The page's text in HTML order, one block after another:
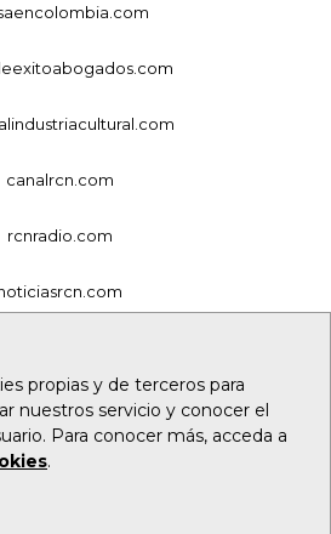
propias y de terceros para
nuestros servicio y conocer el
Para conocer más, acceda a
.
canalrcn.com
rcnradio.com
alerta.com.co
Ardila Lülle - oal.com.co